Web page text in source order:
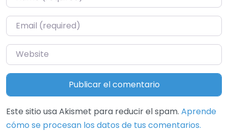
Email*
Website
Este sitio usa Akismet para reducir el spam. Aprende
cómo se procesan los datos de tus comentarios.